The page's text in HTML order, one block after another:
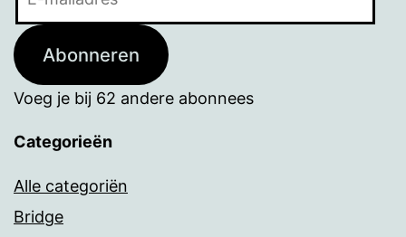
Abonneren
Voeg je bij 62 andere abonnees
Categorieën
Alle categoriën
Bridge